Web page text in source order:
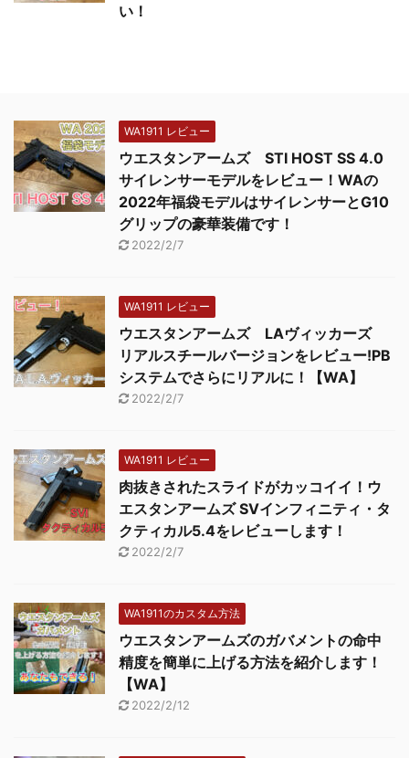
い！
WA1911 レビュー
ウエスタンアームズ STI HOST SS 4.0
サイレンサーモデルをレビュー！WAの
2022年福袋モデルはサイレンサーとG10
グリップの豪華装備です！
2022/2/7
WA1911 レビュー
ウエスタンアームズ LAヴィッカーズ
リアルスチールバージョンをレビュー!PB
システムでさらにリアルに！【WA】
2022/2/7
WA1911 レビュー
肉抜きされたスライドがカッコイイ！ウ
エスタンアームズ SVインフィニティ・タ
クティカル5.4をレビューします！
2022/2/7
WA1911のカスタム方法
ウエスタンアームズのガバメントの命中
精度を簡単に上げる方法を紹介します！
【WA】
2022/2/12